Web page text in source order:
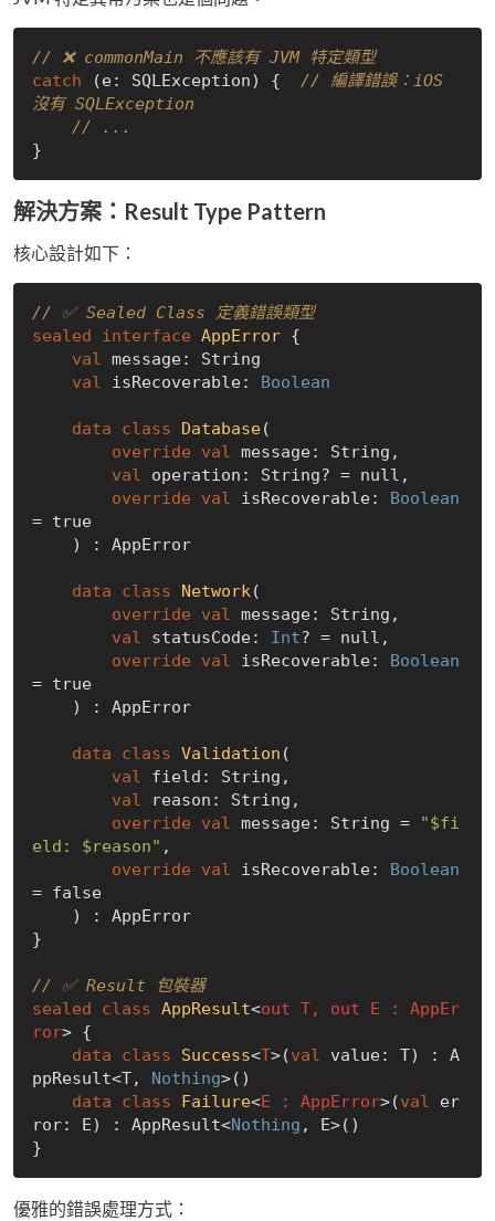
// ❌ commonMain 不應該有 JVM 特定類型
catch (e: SQLException) { // 編譯錯誤：iOS
沒有 SQLException
// ...
解決方案：Result Type Pattern
核心設計如下：
// ✅ Sealed Class 定義錯誤類型
sealed
interface AppError {
val message: String
val isRecoverable: Boolean
data class Database(
override
val message: String,
val operation: String? = null ,
override
val isRecoverable: Boolean
= true
data class Network(
override
val message: String,
val statusCode: Int? = null ,
override
val isRecoverable: Boolean
= true
data class Validation (
val field: String,
val reason: String,
override
val message: String = "$fi
eld : $reason" ,
override
val isRecoverable: Boolean
= false
}
// ✅ Result 包裝器
sealed
class AppResult<out T, out E : AppEr
ror> {
data
class Success<T>(val value: T) : A
ppResult<T, Nothing>()
data
class Failure<E : AppError>(val er
ror: E) : AppResult<Nothing , E>()
優雅的錯誤處理方式：